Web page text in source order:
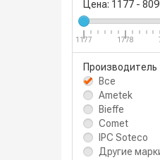
Цена: 1177 -
1177 1778
Производитель
Все
Ametek
Bieffe
Comet
IPC Soteco
Другие